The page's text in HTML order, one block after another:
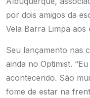
por dois amigos da
Vela Barra Limpa aos
Seu lançamento nas
ainda no Optimist.
acontecendo. São
fome de estar na